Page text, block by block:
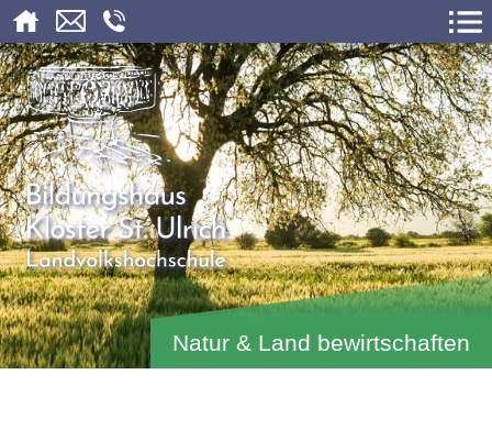
Natur & Land bewirtschaften